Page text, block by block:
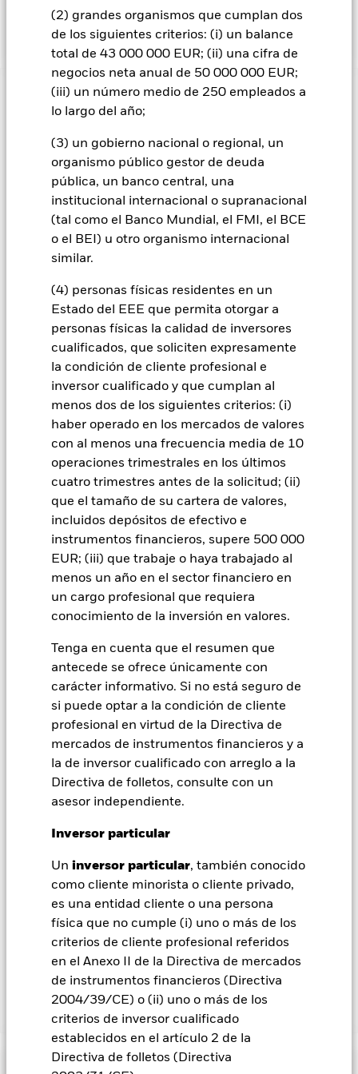
(2) grandes organismos que cumplan dos
de los siguientes criterios: (i) un balance
total de 43 000 000 EUR; (ii) una cifra de
negocios neta anual de 50 000 000 EUR;
(iii) un número medio de 250 empleados a
lo largo del año;
(3) un gobierno nacional o regional, un
organismo público gestor de deuda
pública, un banco central, una
institucional internacional o supranacional
(tal como el Banco Mundial, el FMI, el BCE
o el BEI) u otro organismo internacional
similar.
(4) personas físicas residentes en un
Estado del EEE que permita otorgar a
personas físicas la calidad de inversores
cualificados, que soliciten expresamente
la condición de cliente profesional e
inversor cualificado y que cumplan al
menos dos de los siguientes criterios: (i)
haber operado en los mercados de valores
con al menos una frecuencia media de 10
operaciones trimestrales en los últimos
cuatro trimestres antes de la solicitud; (ii)
que el tamaño de su cartera de valores,
incluidos depósitos de efectivo e
instrumentos financieros, supere 500 000
EUR; (iii) que trabaje o haya trabajado al
menos un año en el sector financiero en
un cargo profesional que requiera
conocimiento de la inversión en valores.
Tenga en cuenta que el resumen que
antecede se ofrece únicamente con
carácter informativo. Si no está seguro de
si puede optar a la condición de cliente
profesional en virtud de la Directiva de
mercados de instrumentos financieros y a
la de inversor cualificado con arreglo a la
Directiva de folletos, consulte con un
asesor independiente.
Inversor particular
Un inversor particular, también conocido
como cliente minorista o cliente privado,
es una entidad cliente o una persona
física que no cumple (i) uno o más de los
criterios de cliente profesional referidos
en el Anexo II de la Directiva de mercados
de instrumentos financieros (Directiva
2004/39/CE) o (ii) uno o más de los
criterios de inversor cualificado
establecidos en el artículo 2 de la
Directiva de folletos (Directiva
BlackRock: https://www.blackrock.com/baselinescreens.
INFORMACIÓN IMPORTANTE: Capital en Riesgo.El valor
de las inversiones y los ingresos derivados de ellas pueden
inversores no recuperen la cantidad invertida originalmente.
Los cambios en los tipos de interés, el riesgo de crédito y/o los
incumplimientos de los emisores tendrán un impacto
significativo en el comportamiento de los títulos de renta fija.
Los valores calificados por debajo de la “categoría de
Inversión” pueden ser más sensibles a estos riesgos que los
valores de renta fija con mejor calificación. Las rebajas de la
incrementar el nivel de riesgo. Los mercados emergentes
suelen ser más sensibles a las condiciones económicas y
políticas que los mercados desarrollados. Entre otros factores
se encuentra un mayor «riesgo de liquidez», mayores
restricciones a la inversión o transmisión de activos,
fallos/retrasos en la transmisión de valores o pagos debidos
al Fondo, y también riesgos relacionados con la
sostenibilidad. Los derivados pueden ser muy sensibles a las
variaciones del valor del activo en que se basan y pueden
aumentar el volumen de las pérdidas y ganancias,
provocando mayores oscilaciones en el valor del Fondo. El
impacto sobre el Fondo puede ser mayor cuando los
derivados se utilizan de forma generalizada o compleja. El
determinadas actividades incompatibles con los criterios
ESG. Por consiguiente, los inversores deberán realizar una
evaluación ética personal del filtro ESG del Fondo antes de
invertir en este. Este filtro ESG podría afectar negativamente
al valor de las inversiones del Fondo si se compara con un
Todas las clases de acciones con cobertura de divisas de este
fondo utilizan derivados para cubrir el riesgo de divisas. El
un posible riesgo de contagio (también denominado «spill-
over») a otras clases de acciones del fondo. La sociedad
gestora del fondo se asegurará de que se dispone de los
procedimientos adecuados para minimizar el riesgo de
contagio a otras clases de acciones. En el menú desplegable
que figura justo debajo del nombre del fondo, podrá ver un
acciones con cobertura de divisas se identifican mediante la
palabra «Hedged» en su nombre. Además, el listado
completo de todas las clases de acciones con cobertura de
gestora del fondo.
En la medida en que el Fondo opere en préstamos de valores
para reducir los gastos, el propio Fondo percibirá el 62,5% de
los ingresos asociadas que se generen, y el 37,5% restante se
recibirá por BlackRock en calidad de agente de préstamo de
valores. Debido a que el reparto de los ingresos por préstamos
de valores no incrementa los costes de funcionamiento del
Fondo, esto ha quedado excluido de los gastos corrientes.
BGF ESG Emerging Markets Bond Fund
Rentabilidad